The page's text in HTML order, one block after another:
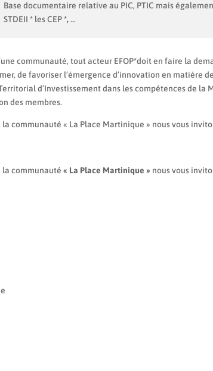
Base documentaire relative au PIC, PTIC mais
STDEII * les CEP*,…
communauté, tout acteur EFOP*doit en faire la
de favoriser l’émergence d’innovation en
d’Investissement dans les compétences de
des membres.
communauté « La Place Martinique » nous vous
la communauté« La Place Martinique » nous vous